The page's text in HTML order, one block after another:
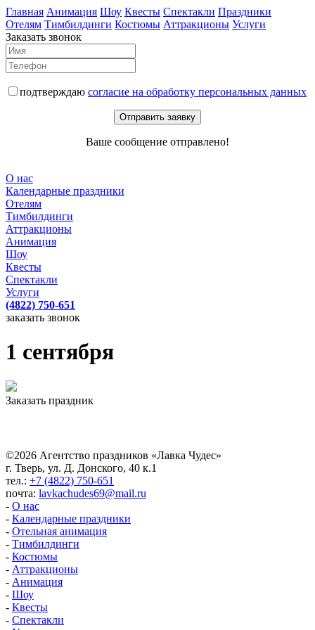
Главная Анимация Шоу Квесты Спектакли Праздники
Отелям Тимбилдинги Костюмы Аттракционы Услуги
Заказать звонок
подтверждаю согласие на обработку персональных данных
Отправить заявку
Ваше сообщение отправлено!
О нас
Календарные праздники
Отелям
Тимбилдинги
Аттракционы
Анимация
Шоу
Квесты
Спектакли
Услуги
(4822) 750-651
заказать звонок
1 сентября
Заказать праздник
©2026 Агентство праздников «Лавка Чудес»
г. Тверь, ул. Д. Донского, 40 к.1
тел.: +7 (4822) 750-651
почта: lavkachudes69@mail.ru
- О нас
- Календарные праздники
- Отельная анимация
- Тимбилдинги
- Костюмы
- Аттракционы
- Анимация
- Шоу
- Квесты
- Спектакли